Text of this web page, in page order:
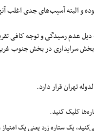
و البته آسیب‌های جدی اغلب
عدم رسیدگی و توجه کافی
بخش سرایداری در بخش جنوب
تهران قرار دارد.
کلیک کنید.
یک ستاره زرد یعنی یک امتیاز